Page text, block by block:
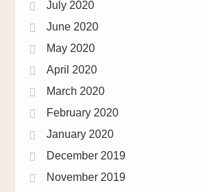
July 2020
June 2020
May 2020
April 2020
March 2020
February 2020
January 2020
December 2019
November 2019